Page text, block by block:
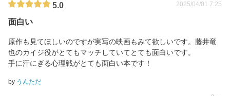
5.0 2025/04/01 7:25
面白い
原作も見てほしいのですが実写の映画もみて欲しいです。藤井竜
也のカイジ役がとてもマッチしていてとても面白いです。
手に汗にぎる心理戦がとても面白い本です！
by うんただ